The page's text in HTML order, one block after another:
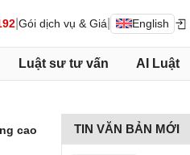
Gói dịch vụ & Giá English
Luật sư tư vấn AI Luật
cao TIN VĂN BẢN MỚI